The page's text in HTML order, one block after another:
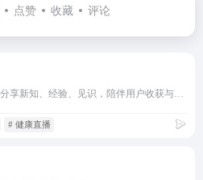
点赞 收藏 评论
# 健康直播